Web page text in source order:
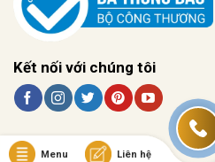
Kết nối với chúng tôi
Menu Liên hệ